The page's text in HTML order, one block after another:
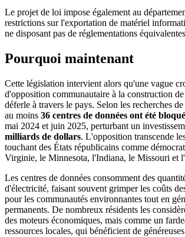
Le projet de loi impose également au
restrictions sur l'exportation de matériel
ne disposant pas de réglementations
Pourquoi maintenant
Cette législation intervient alors qu'une vague
d'opposition communautaire à la construction de
déferle à travers le pays. Selon les recherches
au moins 36 centres de données ont été
mai 2024 et juin 2025, perturbant un
milliards de dollars. L'opposition transcende
touchant des États républicains comme
Virginie, le Minnesota, l'Indiana, le Missouri et
Les centres de données consomment des
d'électricité, faisant souvent grimper les coûts
pour les communautés environnantes tout en
permanents. De nombreux résidents les
des moteurs économiques, mais comme un
ressources locales, qui bénéficient de